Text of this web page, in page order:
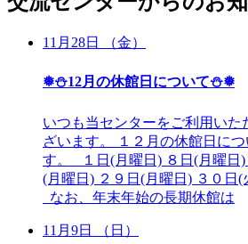
11月28日 （金）
❅⛄12月の休館日について⛄❅
いつも当センターをご利用いた
ざいます。 １２月の休館日に
す。 １日(月曜日) ８日(月曜日)
(月曜日) ２９日(月曜日) ３０日
なお、年末年始の長期休館は
11月9日 （日）